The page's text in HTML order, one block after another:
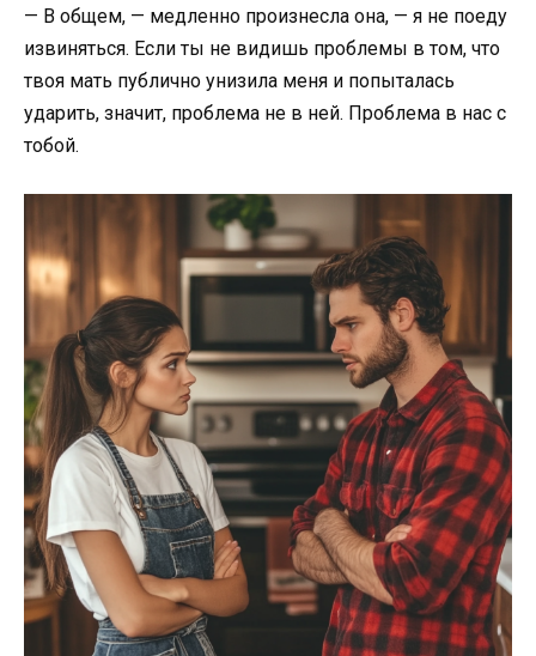
— В общем, — медленно произнесла она, — я не поеду
извиняться. Если ты не видишь проблемы в том, что
твоя мать публично унизила меня и попыталась
ударить, значит, проблема не в ней. Проблема в нас с
тобой.